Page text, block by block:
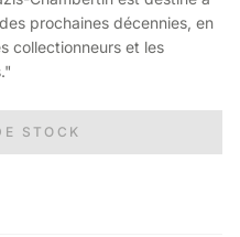
prochaines décennies, en
collectionneurs et les
STOCK